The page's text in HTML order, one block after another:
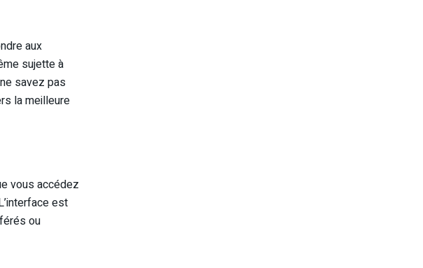
aux
sujette à
savez pas
la meilleure
vous accédez
est
ou